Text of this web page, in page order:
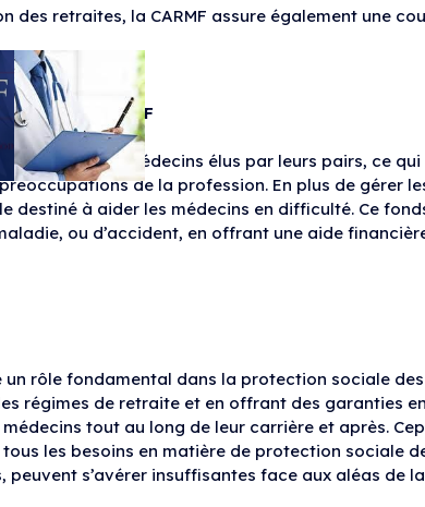
des retraites, la CARMF assure également une
de la CARMF
dirigée par des médecins élus par leurs pairs, ce
de la profession. En plus de gérer
destiné à aider les médecins en difficulté. Ce
ou d’accident, en offrant une aide
un rôle fondamental dans la protection sociale
régimes de retraite et en offrant des garanties
tout au long de leur carrière et après.
les besoins en matière de protection sociale
peuvent s’avérer insuffisantes face aux aléas de